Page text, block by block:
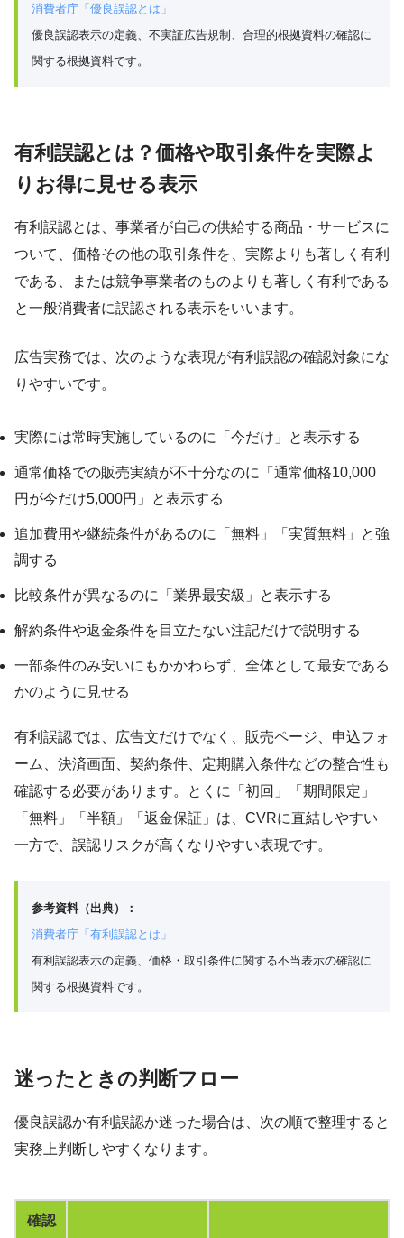
消費者庁「優良誤認とは」
優良誤認表示の定義、不実証広告規制、合理的根拠資料の確認に
関する根拠資料です。
有利誤認とは？価格や取引条件を実際よ
りお得に見せる表示
有利誤認とは、事業者が自己の供給する商品・サービスに
ついて、価格その他の取引条件を、実際よりも著しく有利
である、または競争事業者のものよりも著しく有利である
と一般消費者に誤認される表示をいいます。
広告実務では、次のような表現が有利誤認の確認対象にな
りやすいです。
実際には常時実施しているのに「今だけ」と表示する
通常価格での販売実績が不十分なのに「通常価格10,000
円が今だけ5,000円」と表示する
追加費用や継続条件があるのに「無料」「実質無料」と強
調する
比較条件が異なるのに「業界最安級」と表示する
解約条件や返金条件を目立たない注記だけで説明する
一部条件のみ安いにもかかわらず、全体として最安である
かのように見せる
有利誤認では、広告文だけでなく、販売ページ、申込フォ
ーム、決済画面、契約条件、定期購入条件などの整合性も
確認する必要があります。とくに「初回」「期間限定」
「無料」「半額」「返金保証」は、CVRに直結しやすい
一方で、誤認リスクが高くなりやすい表現です。
参考資料（出典）：
消費者庁「有利誤認とは」
有利誤認表示の定義、価格・取引条件に関する不当表示の確認に
関する根拠資料です。
迷ったときの判断フロー
優良誤認か有利誤認か迷った場合は、次の順で整理すると
実務上判断しやすくなります。
確認